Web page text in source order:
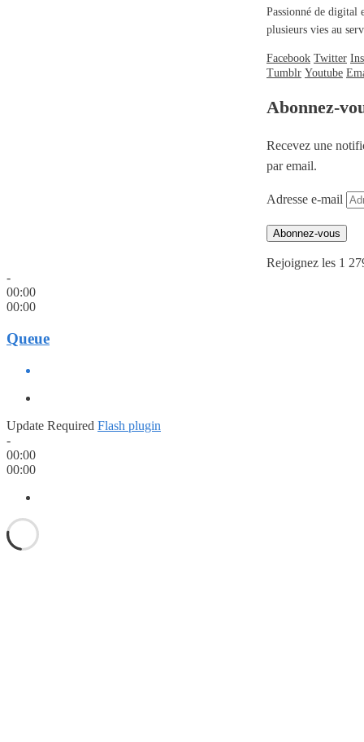
Passionné de digital
plusieurs vies au
Facebook Twitter
Tumblr Youtube
Abonnez-
Recevez une
par email.
Adresse e-mail
Abonnez-vous
Rejoignez les 1
-
00:00
00:00
Queue
Update Required Flash plugin
-
00:00
00:00